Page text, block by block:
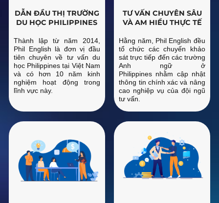
DẪN ĐẦU THỊ TRƯỜNG
DU HỌC PHILIPPINES
Thành lập từ năm 2014,
Phil English là đơn vị đầu
tiên chuyên về tư vấn du
học Philippines tại Việt Nam
và có hơn 10 năm kinh
nghiệm hoạt động trong
lĩnh vực này.
TƯ VẤN CHUYÊN SÂU
VÀ AM HIỂU THỰC TẾ
Hằng năm, Phil English đều
tổ chức các chuyến khảo
sát trực tiếp đến các trường
Anh ngữ ở
Philippines nhằm cập nhật
thông tin chính xác và nâng
cao nghiệp vụ của đội ngũ
tư vấn.